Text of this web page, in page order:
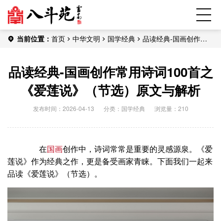
当前位置： 首页 中华文明 国学经典
品读经典-国画创作常
品读经典-国画创作常用诗词100首之
《爱莲说》（节选）原文与解析
发布时间：2026-04-13 分类： 国学经典 浏览量：210
在国画创作中，诗词常常是重要的灵感源泉。《爱
莲说》作为经典之作，更是备受画家青睐。下面我们一起来
品读《爱莲说》（节选）。